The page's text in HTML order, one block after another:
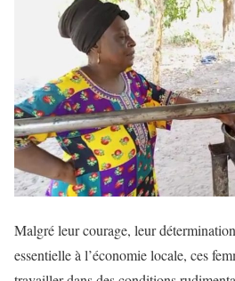
Malgré leur courage, leur
essentielle à l’économie locale, ces